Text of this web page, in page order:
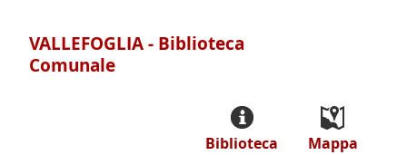
VALLEFOGLIA - Biblioteca
Comunale
Mappa
Biblioteca